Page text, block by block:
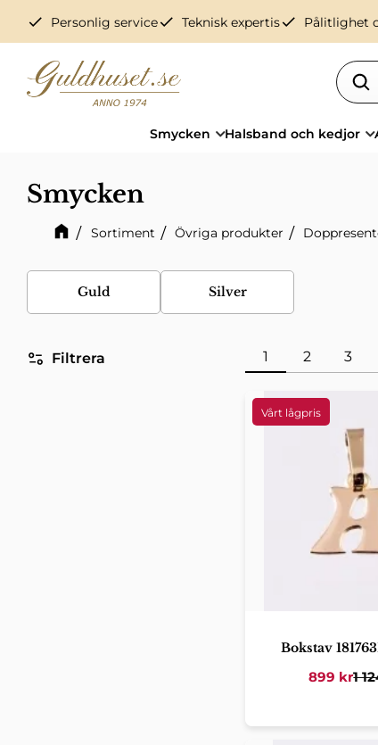
check Personlig servicecheck Teknisk expertischeck Pålitlighet
Smycken Halsband och kedjor
Smycken
Sortiment Övriga produkter
Guld Silver
Filtrera 1 2 3
Bokstav
899 kr1